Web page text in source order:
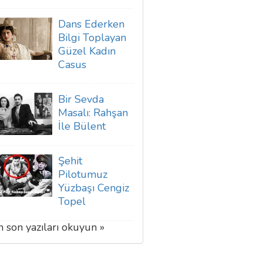
Dans Ederken
Bilgi Toplayan
Güzel Kadın
Casus
Bir Sevda
Masalı: Rahşan
İle Bülent
Şehit
Pilotumuz
Yüzbaşı Cengiz
Topel
son yazıları okuyun »